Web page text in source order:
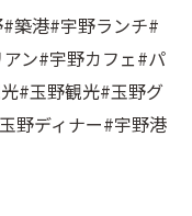
築港#宇野ランチ#
ン#宇野カフェ#パ
#玉野観光#玉野グ
野ディナー#宇野港